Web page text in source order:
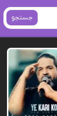
جستجو